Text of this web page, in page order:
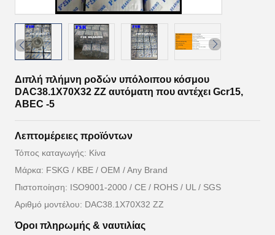
Διπλή πλήμνη ροδών υπόλοιπου κόσμου
DAC38.1X70X32 ZZ αυτόματη που αντέχει Gcr15,
ABEC -5
Λεπτομέρειες προϊόντων
Τόπος καταγωγής: Κίνα
Μάρκα: FSKG / KBE / OEM / Any Brand
Πιστοποίηση: ISO9001-2000 / CE / ROHS / UL / SGS
Αριθμό μοντέλου: DAC38.1X70X32 ZZ
Όροι πληρωμής & ναυτιλίας